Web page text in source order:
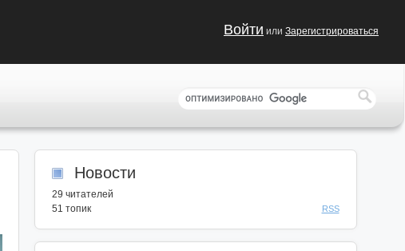
Войти или Зарегистрироваться
Новости
29 читателей
51 топик
RSS